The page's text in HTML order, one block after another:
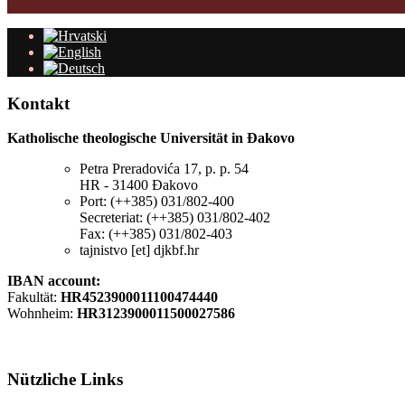
Kontakt
Katholische theologische Universität in Đakovo
Petra Preradovića 17, p. p. 54
HR - 31400 Đakovo
Port: (++385) 031/802-400
Secreteriat: (++385) 031/802-402
Fax: (++385) 031/802-403
tajnistvo [et] djkbf.hr
IBAN account:
Fakultät: HR4523900011100474440
Wohnheim: HR3123900011500027586
Nützliche Links